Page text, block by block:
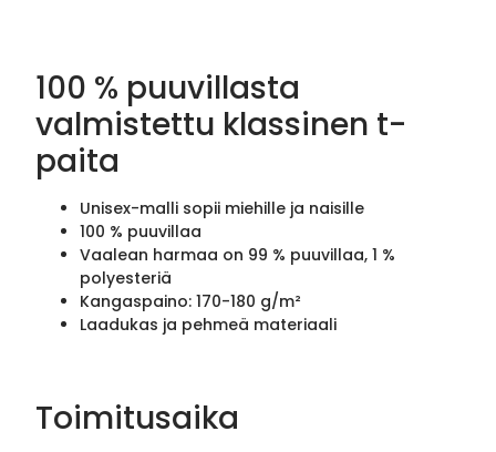
100 % puuvillasta
valmistettu klassinen t-
paita
Unisex-malli sopii miehille ja naisille
100 % puuvillaa
Vaalean harmaa on 99 % puuvillaa, 1 %
polyesteriä
Kangaspaino: 170-180 g/m²
Laadukas ja pehmeä materiaali
Toimitusaika